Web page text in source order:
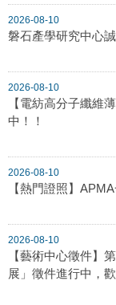
2026-08-10
磐石產學研究中心誠
2026-08-10
【電紡高分子纖維
中！！
2026-08-10
【熱門證照】
2026-08-10
【藝術中心徵件】
展」徵件進行中，